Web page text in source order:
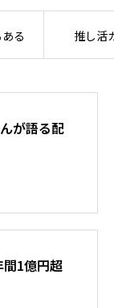
る 推し活
が語る配
1億円超